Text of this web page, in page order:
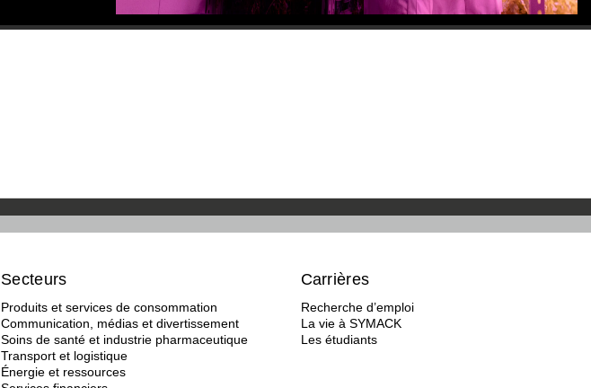
Secteurs
Produits et services de consommation
Communication, médias et divertissement
Soins de santé et industrie pharmaceutique
Transport et logistique
Énergie et ressources
Carrières
Recherche d’emploi
La vie à SYMACK
Les étudiants